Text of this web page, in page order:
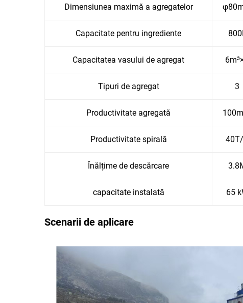
Dimensiunea maximă a agregatelor
Capacitate pentru ingrediente
Capacitatea vasului de agregat
Tipuri de agregat 3
Productivitate agregată
Productivitate spirală
Înălțime de descărcare
capacitate instalată 65
Scenarii de aplicare